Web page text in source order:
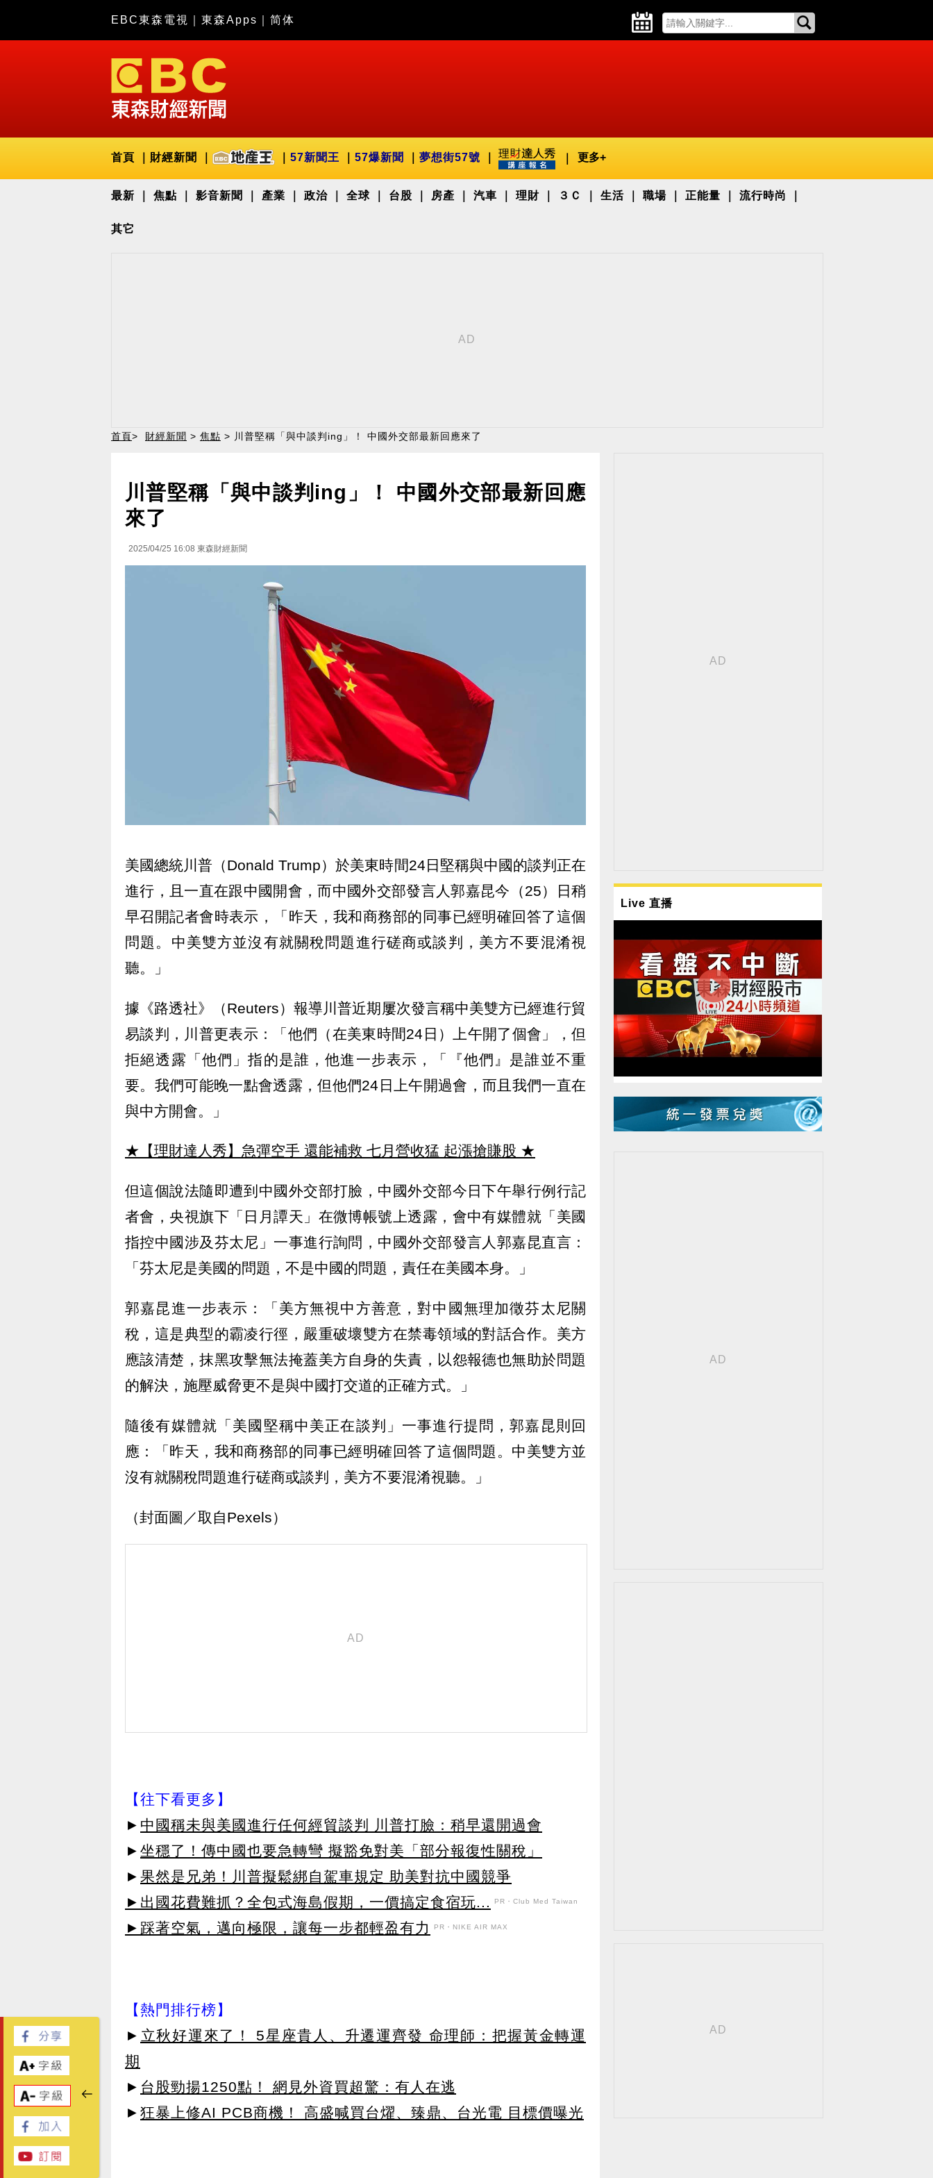
EBC東森電視 東森Apps 简体
首頁 財經新聞 57新聞王 57爆新聞 夢想街57號 更多+
最新 焦點 影音新聞 產業 政治 全球 台股 房產 汽車 理財 ３Ｃ 生活 職場 正能量 流行時尚
其它
首頁> 財經新聞 > 焦點 > 川普堅稱「與中談判ing」！ 中國外交部最新回應來了
川普堅稱「與中談判ing」！ 中國外交部最新回應
來了
2025/04/25 16:08 東森財經新聞
美國總統川普（Donald Trump）於美東時間24日堅稱與中國的談判正在
進行，且一直在跟中國開會，而中國外交部發言人郭嘉昆今（25）日稍
早召開記者會時表示，「昨天，我和商務部的同事已經明確回答了這個
問題。中美雙方並沒有就關稅問題進行磋商或談判，美方不要混淆視
聽。」
據《路透社》（Reuters）報導川普近期屢次發言稱中美雙方已經進行貿
易談判，川普更表示：「他們（在美東時間24日）上午開了個會」，但
拒絕透露「他們」指的是誰，他進一步表示，「『他們』是誰並不重
要。我們可能晚一點會透露，但他們24日上午開過會，而且我們一直在
與中方開會。」
★【理財達人秀】急彈空手 還能補救 七月營收猛 起漲搶賺股 ★
但這個說法隨即遭到中國外交部打臉，中國外交部今日下午舉行例行記
者會，央視旗下「日月譚天」在微博帳號上透露，會中有媒體就「美國
指控中國涉及芬太尼」一事進行詢問，中國外交部發言人郭嘉昆直言：
「芬太尼是美國的問題，不是中國的問題，責任在美國本身。」
郭嘉昆進一步表示：「美方無視中方善意，對中國無理加徵芬太尼關
稅，這是典型的霸凌行徑，嚴重破壞雙方在禁毒領域的對話合作。美方
應該清楚，抹黑攻擊無法掩蓋美方自身的失責，以怨報德也無助於問題
的解決，施壓威脅更不是與中國打交道的正確方式。」
隨後有媒體就「美國堅稱中美正在談判」一事進行提問，郭嘉昆則回
應：「昨天，我和商務部的同事已經明確回答了這個問題。中美雙方並
沒有就關稅問題進行磋商或談判，美方不要混淆視聽。」
（封面圖／取自Pexels）
【往下看更多】
► 中國稱未與美國進行任何經貿談判 川普打臉：稍早還開過會
► 坐穩了！傳中國也要急轉彎 擬豁免對美「部分報復性關稅」
► 果然是兄弟！川普擬鬆綁自駕車規定 助美對抗中國競爭
►出國花費難抓？全包式海島假期，一價搞定食宿玩...
PR・Club Med Taiwan
►踩著空氣，邁向極限，讓每一步都輕盈有力 PR・NIKE AIR MAX
【熱門排行榜】
► 立秋好運來了！ 5星座貴人、升遷運齊發 命理師：把握黃金轉運
期
► 台股勁揚1250點！ 網見外資買超驚：有人在逃
► 狂暴上修AI PCB商機！ 高盛喊買台燿、臻鼎、台光電 目標價曝光
Live 直播